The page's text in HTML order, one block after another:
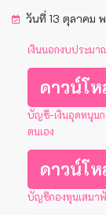
วันที่ 13 ตุลาคม
เงินนอกงบประม
ดาวน์โ
บัญชี-เงินอุดหนุน
ตนเอง
ดาวน์โ
บัญชีกองทุนเสมา